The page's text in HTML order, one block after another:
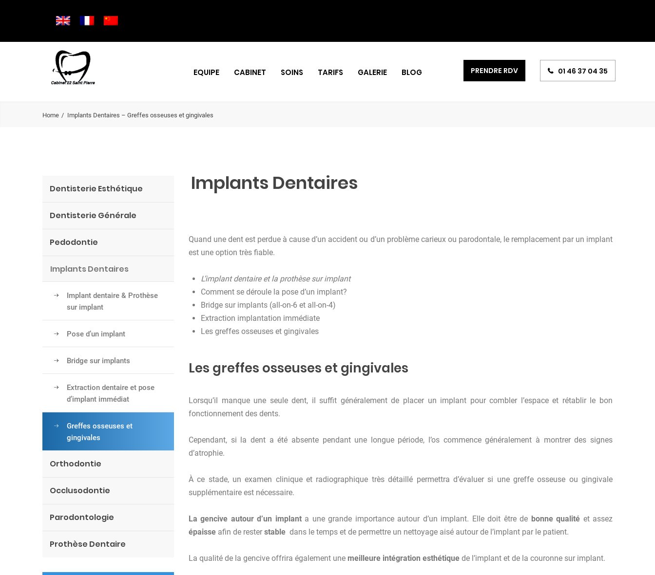
EQUIPE CABINET SOINS TARIFS GALERIE BLOG PRENDRE RDV 01 46 37 04 35
Home Implants Dentaires – Greffes osseuses et gingivales
Dentisterie Esthétique
Dentisterie Générale
Pedodontie
Implants Dentaires
Implant dentaire & Prothèse
sur implant
Pose d’un implant
Bridge sur implants
Extraction dentaire et pose
d’implant immédiat
Greffes osseuses et
gingivales
Orthodontie
Occlusodontie
Parodontologie
Prothèse Dentaire
Implants Dentaires
Quand une dent est perdue à cause d’un accident ou d’un problème carieux ou parodontale, le remplacement par un implant
est une option très fiable.
L’implant dentaire et la prothèse sur implant
Comment se déroule la pose d’un implant?
Bridge sur implants (all-on-6 et all-on-4)
Extraction implantation immédiate
Les greffes osseuses et gingivales
Les greffes osseuses et gingivales
Lorsqu’il manque une seule dent, il suffit généralement de placer un implant pour combler l’espace et rétablir le bon
fonctionnement des dents.
Cependant, si la dent a été absente pendant une longue période, l’os commence généralement à montrer des signes
d’atrophie.
À ce stade, un examen clinique et radiographique très détaillé permettra d’évaluer si une greffe osseuse ou gingivale
supplémentaire est nécessaire.
La gencive autour d’un implanta une grande importance autour d’un implant. Elle doit être de bonne qualité et assez
épaisse afin de rester stable dans le temps et de permettre un nettoyage aisé autour de l’implant par le patient.
La qualité de la gencive offrira également une meilleure intégration esthétique de l’implant et de la couronne sur implant.